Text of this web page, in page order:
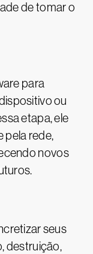
de tomar o
para
ou
etapa, ele
pela rede,
novos
seus
destruição,